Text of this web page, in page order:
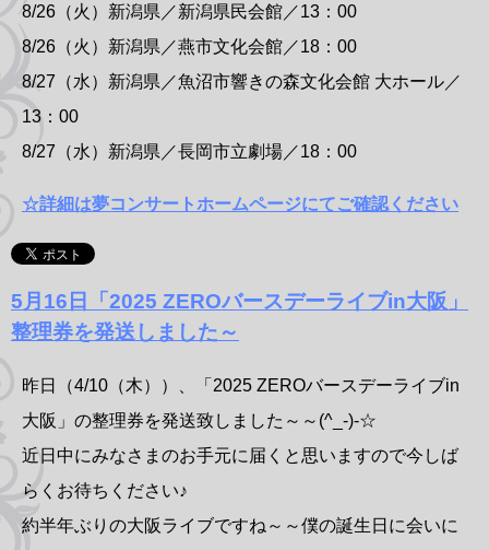
8/26（火）新潟県／新潟県民会館／13：00
8/26（火）新潟県／燕市文化会館／18：00
8/27（水）新潟県／魚沼市響きの森文化会館 大ホール／
13：00
8/27（水）新潟県／長岡市立劇場／18：00
☆詳細は夢コンサートホームページにてご確認ください
5月16日「2025 ZEROバースデーライブin大阪」
整理券を発送しました～
昨日（4/10（木））、「2025 ZEROバースデーライブin
大阪」の整理券を発送致しました～～(^_-)-☆
近日中にみなさまのお手元に届くと思いますので今しば
らくお待ちください♪
約半年ぶりの大阪ライブですね～～僕の誕生日に会いに